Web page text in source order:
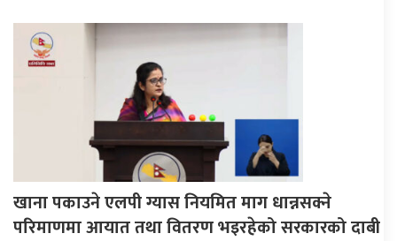
खाना पकाउने एलपी ग्यास नियमित माग धान्नसक्ने
परिमाणमा आयात तथा वितरण भइरहेको सरकारको दाबी